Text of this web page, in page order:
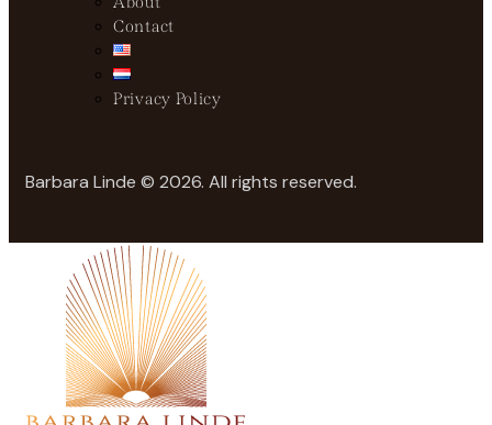
Contact
Privacy Policy
Barbara Linde © 2026. All rights reserved.